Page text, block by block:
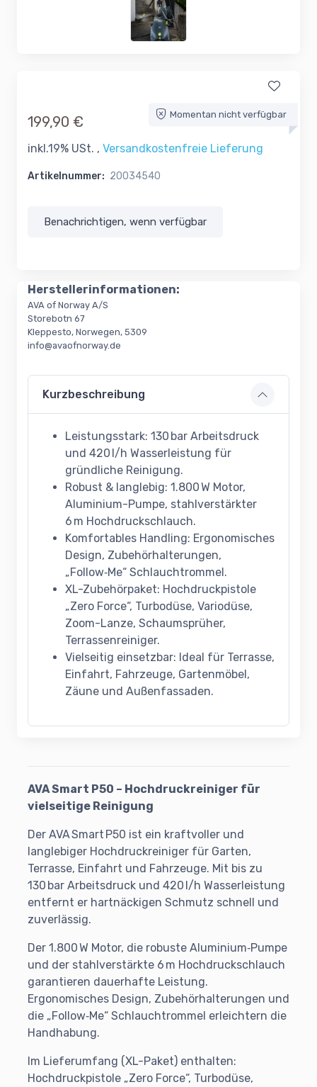
Momentan nicht verfügbar
199,90 €
inkl.19% USt. , Versandkostenfreie Lieferung
Artikelnummer: 20034540
Benachrichtigen, wenn verfügbar
Herstellerinformationen:
AVA of Norway A/S
Storebotn 67
Kleppesto, Norwegen, 5309
info@avaofnorway.de
Kurzbeschreibung
Leistungsstark: 130 bar Arbeitsdruck
und 420 l/h Wasserleistung für
gründliche Reinigung.
Robust & langlebig: 1.800 W Motor,
Aluminium-Pumpe, stahlverstärkter
6 m Hochdruckschlauch.
Komfortables Handling: Ergonomisches
Design, Zubehörhalterungen,
„Follow‑Me“ Schlauchtrommel.
XL-Zubehörpaket: Hochdruckpistole
„Zero Force“, Turbodüse, Variodüse,
Zoom-Lanze, Schaumsprüher,
Terrassenreiniger.
Vielseitig einsetzbar: Ideal für Terrasse,
Einfahrt, Fahrzeuge, Gartenmöbel,
Zäune und Außenfassaden.
AVA Smart P50 – Hochdruckreiniger für
vielseitige Reinigung
Der AVA Smart P50 ist ein kraftvoller und
langlebiger Hochdruckreiniger für Garten,
Terrasse, Einfahrt und Fahrzeuge. Mit bis zu
130 bar Arbeitsdruck und 420 l/h Wasserleistung
entfernt er hartnäckigen Schmutz schnell und
zuverlässig.
Der 1.800 W Motor, die robuste Aluminium‑Pumpe
und der stahlverstärkte 6 m Hochdruckschlauch
garantieren dauerhafte Leistung.
Ergonomisches Design, Zubehörhalterungen und
die „Follow‑Me“ Schlauchtrommel erleichtern die
Handhabung.
Im Lieferumfang (XL-Paket) enthalten:
Hochdruckpistole „Zero Force“, Turbodüse,